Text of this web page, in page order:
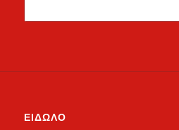
ΕΙΔΩΛΟ